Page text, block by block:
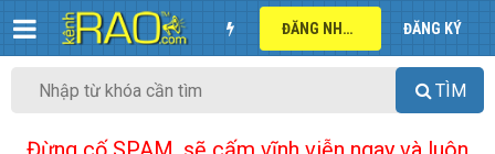
ĐĂNG NHẬP ĐĂNG KÝ
TÌM